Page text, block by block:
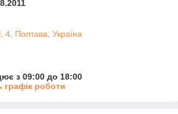
4, Полтава, Україна
з 09:00 до 18:00
графік роботи